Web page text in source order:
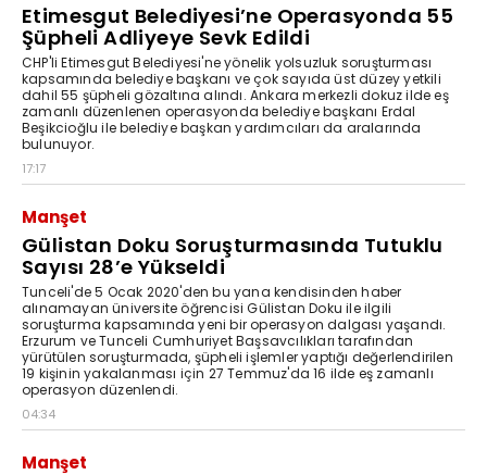
Etimesgut Belediyesi’ne Operasyonda 55
Şüpheli Adliyeye Sevk Edildi
CHP'li Etimesgut Belediyesi'ne yönelik yolsuzluk soruşturması
kapsamında belediye başkanı ve çok sayıda üst düzey yetkili
dahil 55 şüpheli gözaltına alındı. Ankara merkezli dokuz ilde eş
zamanlı düzenlenen operasyonda belediye başkanı Erdal
Beşikcioğlu ile belediye başkan yardımcıları da aralarında
bulunuyor.
17:17
Manşet
Gülistan Doku Soruşturmasında Tutuklu
Sayısı 28’e Yükseldi
Tunceli'de 5 Ocak 2020'den bu yana kendisinden haber
alınamayan üniversite öğrencisi Gülistan Doku ile ilgili
soruşturma kapsamında yeni bir operasyon dalgası yaşandı.
Erzurum ve Tunceli Cumhuriyet Başsavcılıkları tarafından
yürütülen soruşturmada, şüpheli işlemler yaptığı değerlendirilen
19 kişinin yakalanması için 27 Temmuz'da 16 ilde eş zamanlı
operasyon düzenlendi.
04:34
Manşet